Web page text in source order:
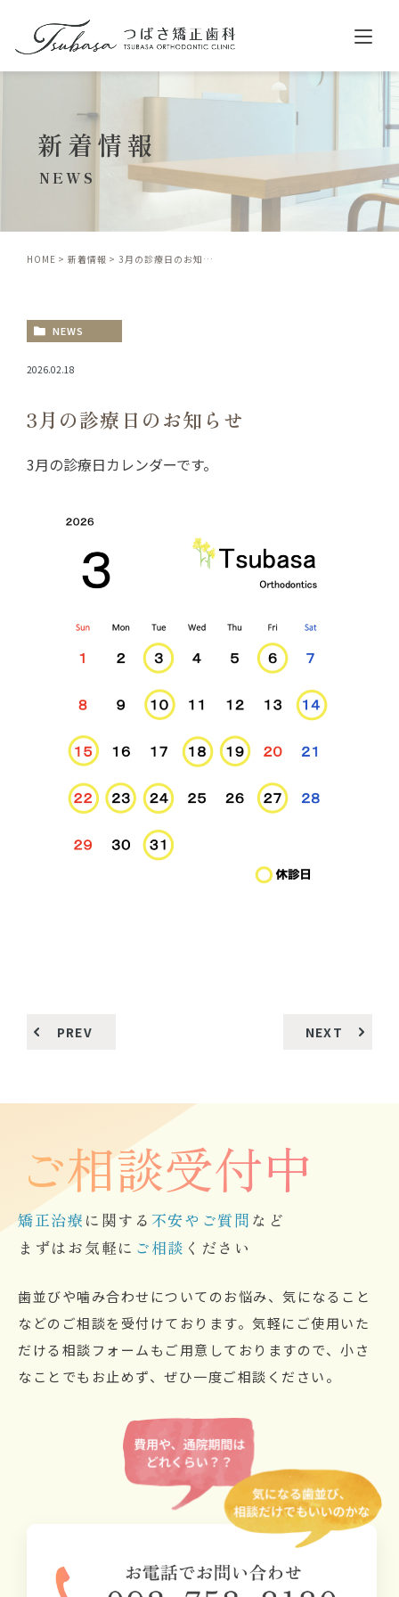
ホーム
クリニック紹介
診療案内
料金
症例紹介
治療の流れ
ブログ
新着情報
NEWS
HOME 新着情報 3月の診療日のお知らせ
NEWS
2026.02.18
3月の診療日のお知らせ
3月の診療日カレンダーです。
PREV NEXT
ご相談受付中
矯正治療 に関する 不安やご質問 など
まずはお気軽に ご相談 ください
歯並びや噛み合わせについてのお悩み、気になること
などのご相談を受付けております。気軽にご使用いた
だける相談フォームもご用意しておりますので、小さ
なことでもお止めず、ぜひ一度ご相談ください。